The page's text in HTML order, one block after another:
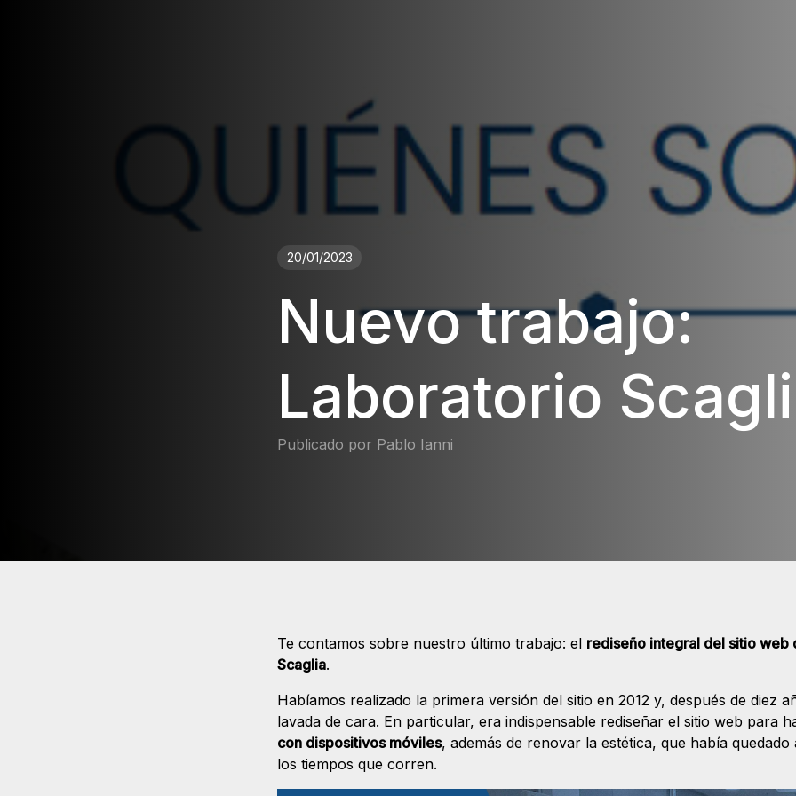
20/01/2023
Nuevo trabajo:
Laboratorio
Publicado por Pablo Ianni
Te contamos sobre nuestro último trabajo: el rediseño integral del sitio web
Scaglia.
Habíamos realizado la primera versión del sitio en 2012 y, después de diez
lavada de cara. En particular, era indispensable rediseñar el sitio web para
con dispositivos móviles, además de renovar la estética, que había quedado
los tiempos que corren.